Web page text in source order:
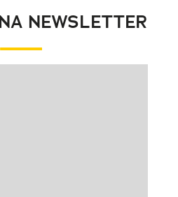
NEWSLETTER